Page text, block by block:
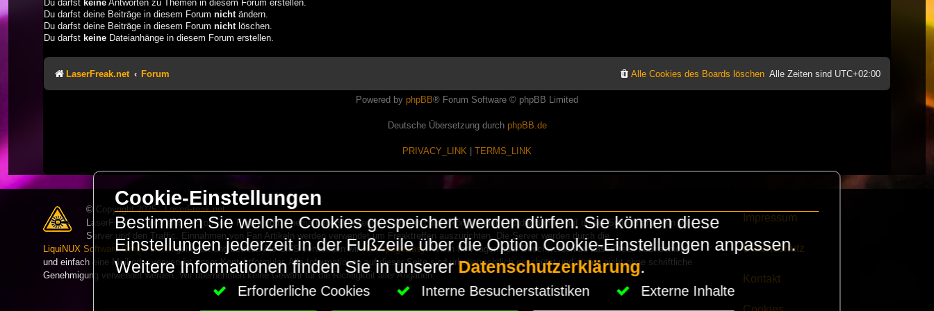
Du darfst keine Antworten zu Themen in diesem Forum erstellen.
Du darfst deine Beiträge in diesem Forum nicht ändern.
Du darfst deine Beiträge in diesem Forum nicht löschen.
Du darfst keine Dateianhänge in diesem Forum erstellen.
LaserFreak.net Forum Alle Zeiten sind UTC+02:00
Alle Cookies des Boards löschen
Powered by phpBB® Forum Software © phpBB Limited
Deutsche Übersetzung durch phpBB.de
PRIVACY_LINK TERMS_LINK
© Copyright 2025 - LaserFreak.net
LaserFreak ist ein freies und offenes Forum zum Thema Lasershowtechnik. Wir sind nicht kommerziell und die Banner auf dieser Seite finanzieren die
Server und den Traffic. Einnahmen von Fan Artikeln werden verwendet um Freaktreffen auszurichten. Die Server werden durch die
LiquiNUX Software GmbH Berlingehostet und betreut. Als CMS verwenden wirHomepageEasy. Wenn Ihr Fragen oder Beschwerden zu LaserFreak habt schickt
und einfach eine Mail oder verwendet unser Kontaktformular. Alle Informationen auf dieser Seite sind urheberrechtlich geschützt und dürfen nicht ohne schriftliche
Genehmigung verwendet werden. Wir übernehmen keine Gewähr für die Richtigkeit aller Angaben.
Impressum
Datenschutz
Kontakt
Cookie-Einstellungen
Bestimmen Sie welche Cookies gespeichert werden dürfen. Sie können diese
Einstellungen jederzeit in der Fußzeile über die Option Cookie-Einstellungen anpassen.
Weitere Informationen finden Sie in unsererDatenschutzerklärung.
Erforderliche Cookies Interne Besucherstatistiken Externe Inhalte